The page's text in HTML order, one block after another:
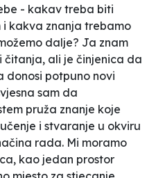
- kakav treba biti
i kakva znanja trebamo
dalje? Ja znam
čitanja, ali je činjenica da
donosi potpuno novi
sam da
pruža znanje koje
i stvaranje u okviru
rada. Mi moramo
kao jedan prostor